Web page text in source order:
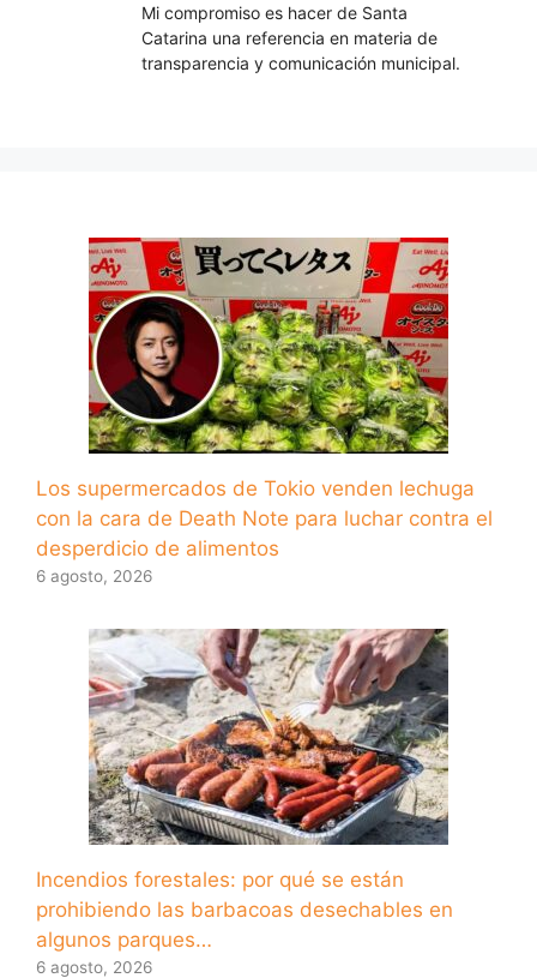
Mi compromiso es hacer de Santa
Catarina una referencia en materia de
transparencia y comunicación municipal.
Los supermercados de Tokio venden lechuga
con la cara de Death Note para luchar contra el
desperdicio de alimentos
6 agosto, 2026
Incendios forestales: por qué se están
prohibiendo las barbacoas desechables en
algunos parques…
6 agosto, 2026